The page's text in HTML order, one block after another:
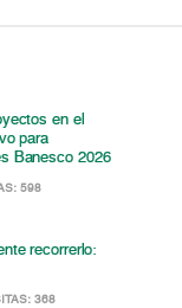
en el
para
Banesco 2026
598
recorrerlo:
368